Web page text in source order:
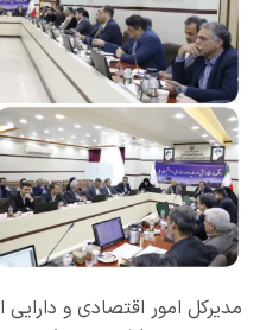
مدیرکل امور اقتصادی و